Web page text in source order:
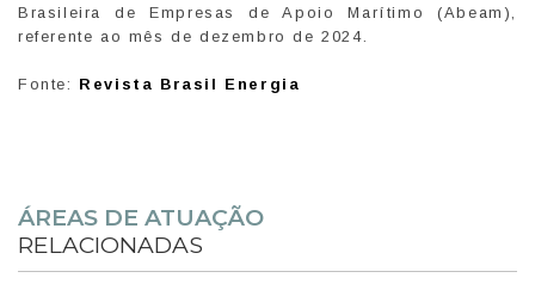
Brasileira de Empresas de Apoio Marítimo (Abeam),
referente ao mês de dezembro de 2024.
Fonte: Revista Brasil Energia
ÁREAS DE ATUAÇÃO
RELACIONADAS